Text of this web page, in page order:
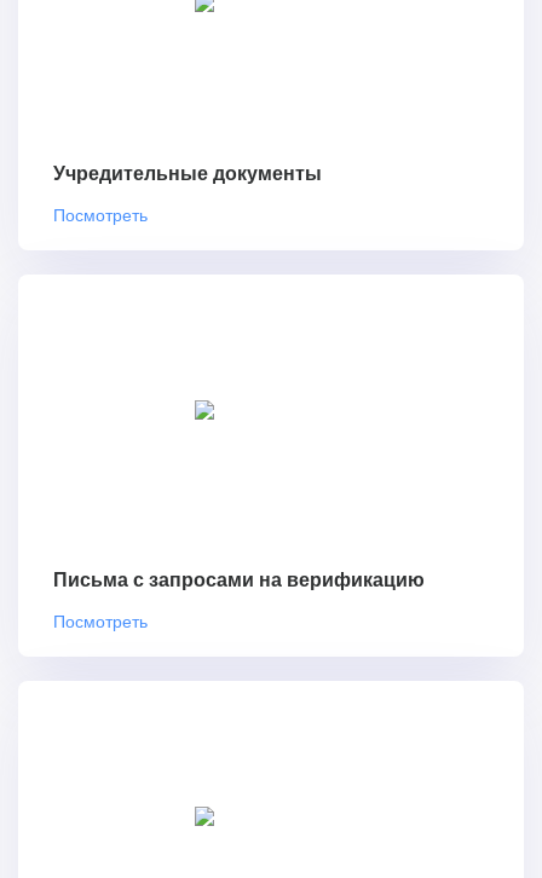
Учредительные документы
Посмотреть
Письма с запросами на верификацию
Посмотреть